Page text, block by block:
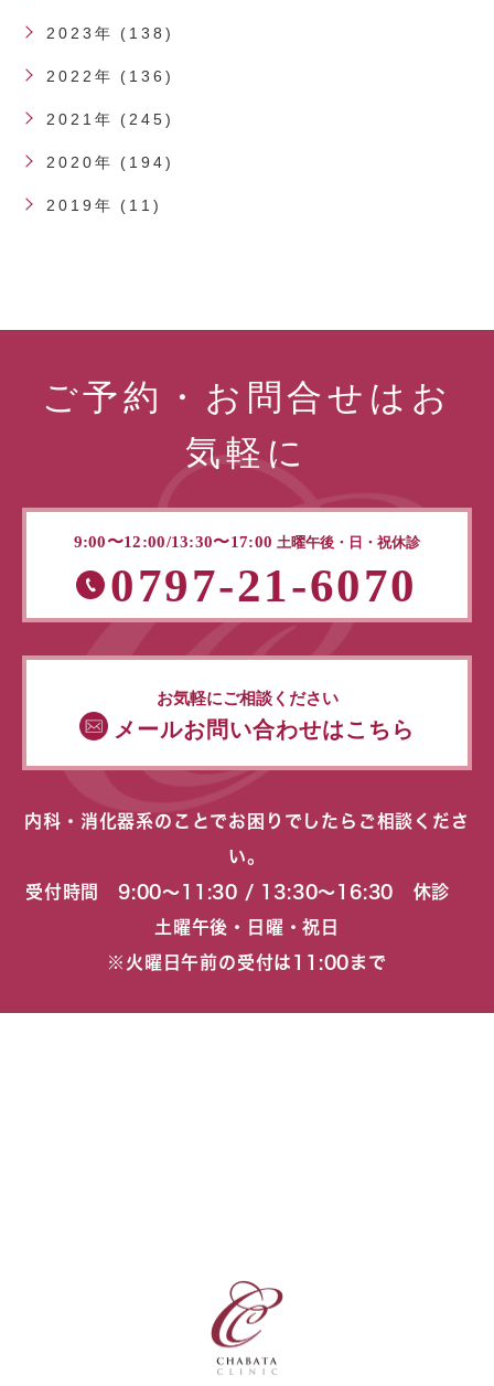
2023年 (138)
2022年 (136)
2021年 (245)
2020年 (194)
2019年 (11)
ご予約・お問合せはお
気軽に
9:00〜12:00/13:30〜17:00 土曜午後・日・祝休診
0797-21-6070
お気軽にご相談ください
メールお問い合わせはこちら
内科・消化器系のことでお困りでしたらご相談くださ
い。
受付時間 9:00〜11:30 / 13:30〜16:30 休診
土曜午後・日曜・祝日
※火曜日午前の受付は11:00まで